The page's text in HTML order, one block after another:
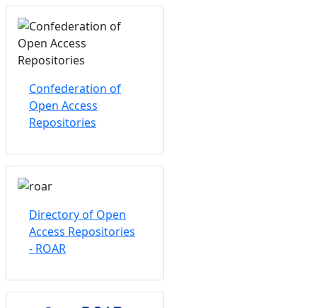
Confederation of
Open Access
Repositories
Directory of Open
Access Repositories
- ROAR